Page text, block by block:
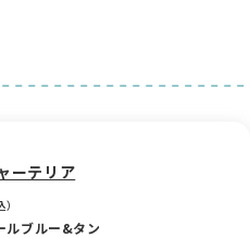
ーテリア
ルブルー&タン